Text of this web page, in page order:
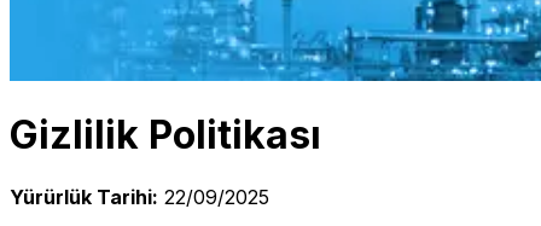
Gizlilik Politikası
Yürürlük Tarihi: 22/09/2025